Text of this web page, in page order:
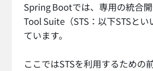
Spring Bootでは、専用の統合
Tool Suite（STS：以下STSと
ています。
ここではSTSを利用するための